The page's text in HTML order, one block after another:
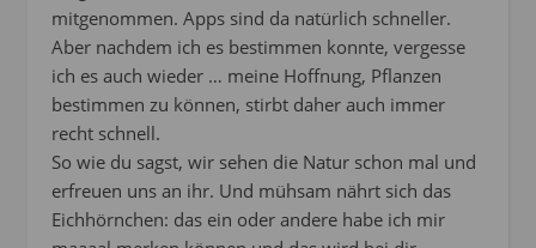
mitgenommen. Apps sind da natürlich schneller.
Aber nachdem ich es bestimmen konnte, vergesse
ich es auch wieder … meine Hoffnung, Pflanzen
bestimmen zu können, stirbt daher auch immer
recht schnell.
So wie du sagst, wir sehen die Natur schon mal und
erfreuen uns an ihr. Und mühsam nährt sich das
Eichhörnchen: das ein oder andere habe ich mir